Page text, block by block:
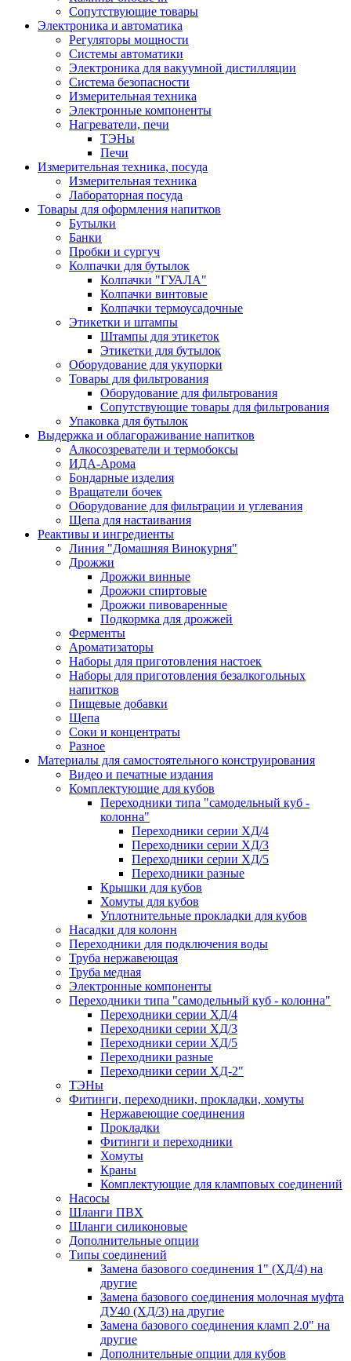
Сопутствующие товары
Электроника и автоматика
Регуляторы мощности
Системы автоматики
Электроника для вакуумной дистилляции
Система безопасности
Измерительная техника
Электронные компоненты
Нагреватели, печи
ТЭНы
Печи
Измерительная техника, посуда
Измерительная техника
Лабораторная посуда
Товары для оформления напитков
Бутылки
Банки
Пробки и сургуч
Колпачки для бутылок
Колпачки "ГУАЛА"
Колпачки винтовые
Колпачки термоусадочные
Этикетки и штампы
Штампы для этикеток
Этикетки для бутылок
Оборудование для укупорки
Товары для фильтрования
Оборудование для фильтрования
Сопутствующие товары для фильтрования
Упаковка для бутылок
Выдержка и облагораживание напитков
Алкосозреватели и термобоксы
ИДА-Арома
Бондарные изделия
Вращатели бочек
Оборудование для фильтрации и углевания
Щепа для настаивания
Реактивы и ингредиенты
Линия "Домашняя Винокурня"
Дрожжи
Дрожжи винные
Дрожжи спиртовые
Дрожжи пивоваренные
Подкормка для дрожжей
Ферменты
Ароматизаторы
Наборы для приготовления настоек
Наборы для приготовления безалкогольных
напитков
Пищевые добавки
Щепа
Соки и концентраты
Разное
Материалы для самостоятельного конструирования
Видео и печатные издания
Комплектующие для кубов
Переходники типа "самодельный куб -
колонна"
Переходники серии ХД/4
Переходники серии ХД/3
Переходники серии ХД/5
Переходники разные
Крышки для кубов
Хомуты для кубов
Уплотнительные прокладки для кубов
Насадки для колонн
Переходники для подключения воды
Труба нержавеющая
Труба медная
Электронные компоненты
Переходники типа "самодельный куб - колонна"
Переходники серии ХД/4
Переходники серии ХД/3
Переходники серии ХД/5
Переходники разные
Переходники серии ХД-2"
ТЭНы
Фитинги, переходники, прокладки, хомуты
Нержавеющие соединения
Прокладки
Фитинги и переходники
Хомуты
Краны
Комплектующие для кламповых соединений
Насосы
Шланги ПВХ
Шланги силиконовые
Дополнительные опции
Типы соединений
Замена базового соединения 1" (ХД/4) на
другие
Замена базового соединения молочная муфта
ДУ40 (ХД/3) на другие
Замена базового соединения кламп 2.0" на
другие
Дополнительные опции для кубов